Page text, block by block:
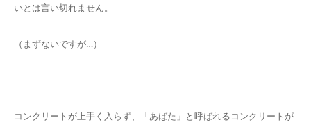
いとは言い切れません。
（まずないですが…）
コンクリートが上手く入らず、「あばた」と呼ばれるコンクリートが